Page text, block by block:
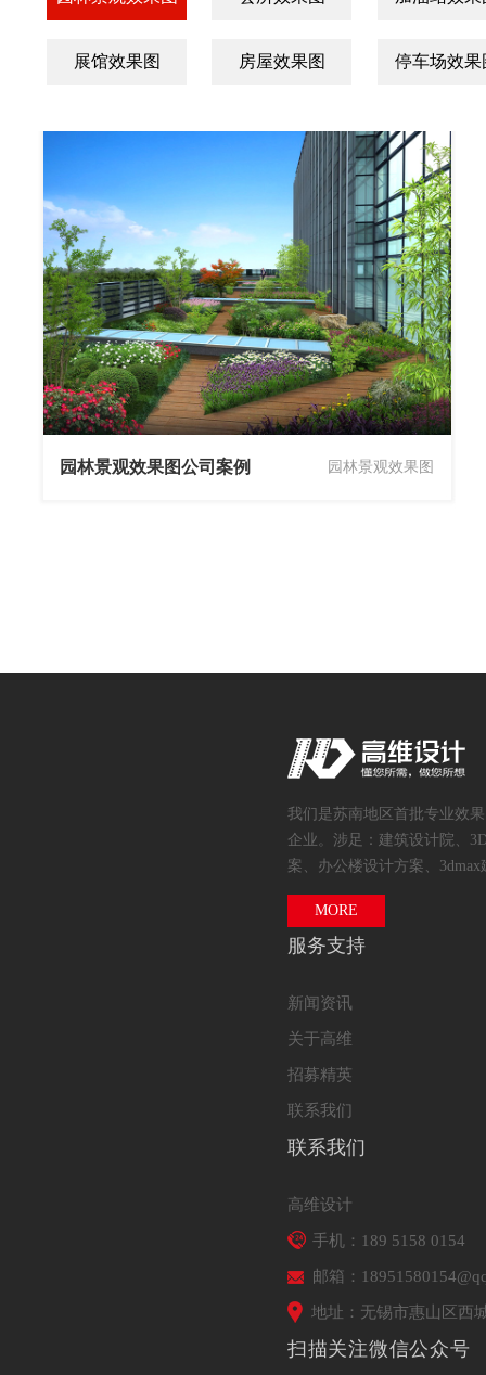
展馆效果图 房屋效果图 停车场效果
园林景观效果图公司案例 园林景观效果图
我们是苏南地区首批专业效
企业。涉足：建筑设计院、
案、办公楼设计方案、
MORE
服务支持
新闻资讯
关于高维
招募精英
联系我们
联系我们
高维设计
手机：189 5158 0154
邮箱：
地址：无锡市惠山区西
扫描关注微信公众号